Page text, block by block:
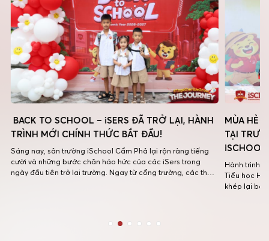
BACK TO SCHOOL – iSERS ĐÃ TRỞ LẠI, HÀNH
TRÌNH MỚI CHÍNH THỨC BẮT ĐẦU!
Sáng nay, sân trường iSchool Cẩm Phả lại rộn ràng tiếng
cười và những bước chân háo hức của các iSers trong
ngày đầu tiên trở lại trường. Ngay từ cổng trường, các thầy
MÙA HÈ
TẠI
iSCHOOL
Hành trình
Tiểu học
khép lại